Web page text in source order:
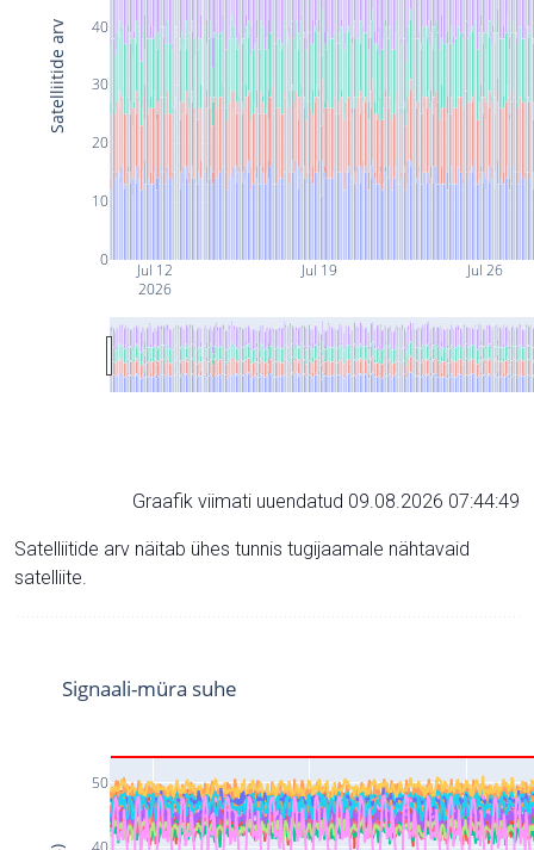
Jul 12
2026
Jul 19 Jul 26
0
10
20
30
40
Satelliitide arv
Graafik viimati uuendatud 09.08.2026 07:44:49
Satelliitide arv näitab ühes tunnis tugijaamale nähtavaid
satelliite.
50
Signaali-müra suhe